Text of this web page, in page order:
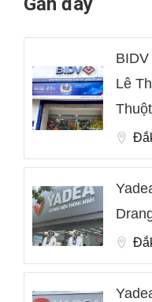
Lê
Thuột